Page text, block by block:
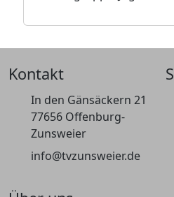
Kontakt
In den Gänsäckern 21
77656 Offenburg-
Zunsweier
info@tvzunsweier.de